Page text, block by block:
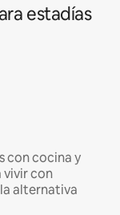
estadías
con cocina y
vivir con
alternativa